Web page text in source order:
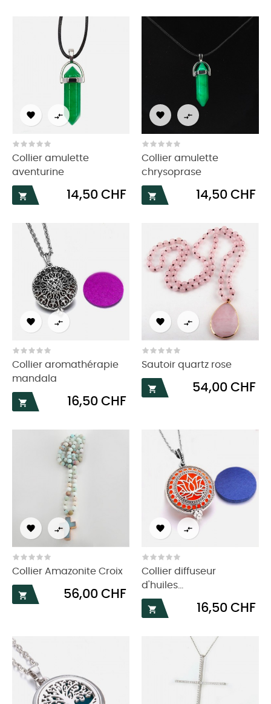
 
Collier amulette
aventurine

Prix
14,50 CHF
 
Collier amulette
chrysoprase

Prix
14,50 CHF
 
Collier aromathérapie
mandala

Prix
16,50 CHF
 
Sautoir quartz rose

Prix
54,00 CHF
 
Collier Amazonite Croix

Prix
56,00 CHF
 
Collier diffuseur
d'huiles...

Prix
16,50 CHF